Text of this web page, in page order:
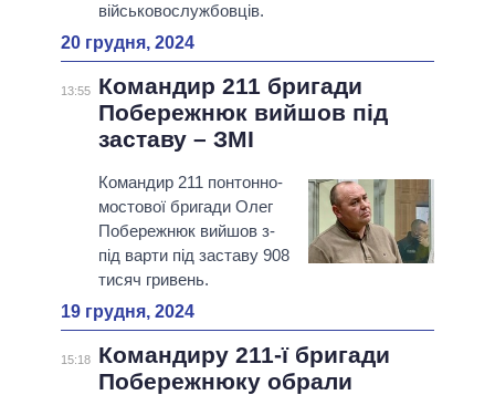
військовослужбовців.
20 грудня, 2024
13:55
Командир 211 бригади
Побережнюк вийшов під
заставу – ЗМІ
Командир 211 понтонно-
мостової бригади Олег
Побережнюк вийшов з-
під варти під заставу 908
тисяч гривень.
19 грудня, 2024
15:18
Командиру 211-ї бригади
Побережнюку обрали